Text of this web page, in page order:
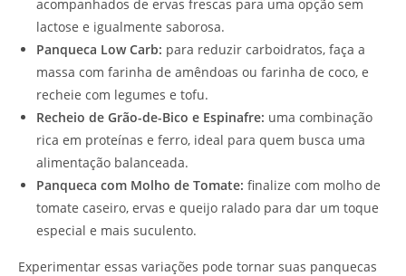
acompanhados de ervas frescas para uma opção sem
lactose e igualmente saborosa.
Panqueca Low Carb: para reduzir carboidratos, faça a
massa com farinha de amêndoas ou farinha de coco, e
recheie com legumes e tofu.
Recheio de Grão-de-Bico e Espinafre: uma combinação
rica em proteínas e ferro, ideal para quem busca uma
alimentação balanceada.
Panqueca com Molho de Tomate: finalize com molho de
tomate caseiro, ervas e queijo ralado para dar um toque
especial e mais suculento.
Experimentar essas variações pode tornar suas panquecas